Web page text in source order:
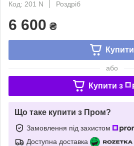
Код: 201 N
Роздріб
6 600 ₴
Купити
або
Купити з
Що таке купити з Пром?
Замовлення під захистом
Доступна доставка